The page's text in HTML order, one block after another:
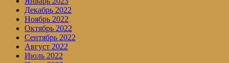
Декабрь 2022
Ноябрь 2022
Октябрь 2022
Сентябрь 2022
Август 2022
Июль 2022